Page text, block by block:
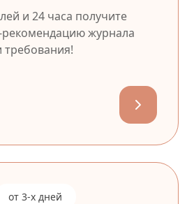
и 24 часа получите
журнала
от 3-х дней